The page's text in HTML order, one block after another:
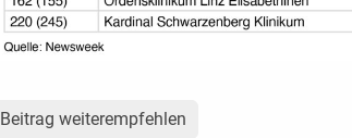
Beitrag weiterempfehlen